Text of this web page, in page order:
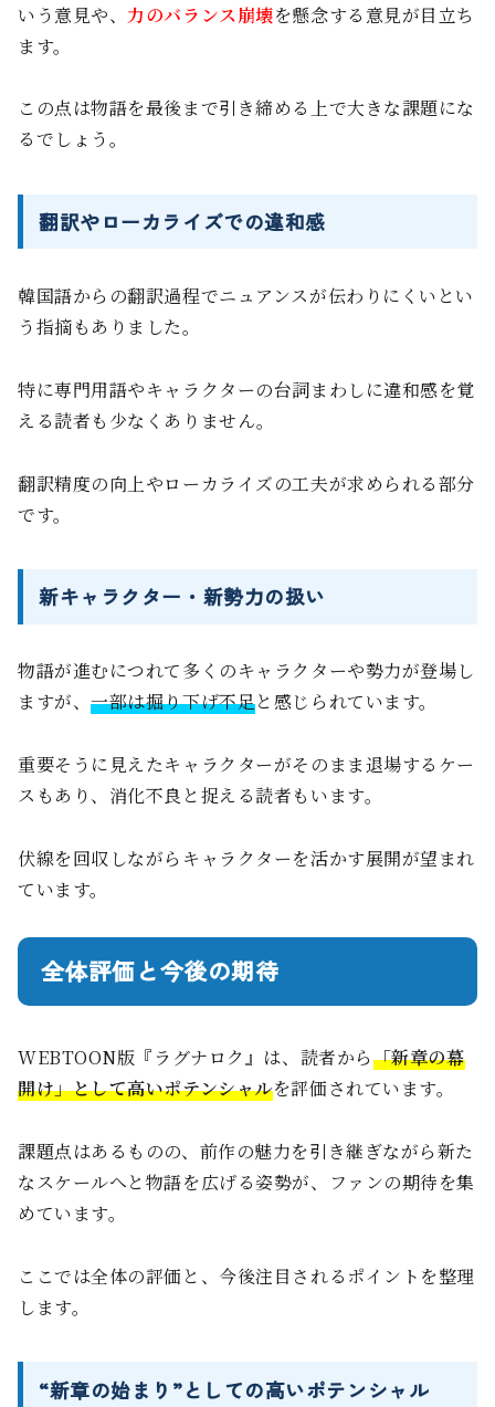
いう意見や、 力のバランス崩壊を懸念する意見が目立ち
ます。
この点は物語を最後まで引き締める上で大きな課題にな
るでしょう。
翻訳やローカライズでの違和感
韓国語からの翻訳過程でニュアンスが伝わりにくいとい
う指摘もありました。
特に専門用語やキャラクターの台詞まわしに違和感を覚
える読者も少なくありません。
翻訳精度の向上やローカライズの工夫が求められる部分
です。
新キャラクター・新勢力の扱い
物語が進むにつれて多くのキャラクターや勢力が登場し
ますが、一部は掘り下げ不足と感じられています。
重要そうに見えたキャラクターがそのまま退場するケー
スもあり、消化不良と捉える読者もいます。
伏線を回収しながらキャラクターを活かす展開が望まれ
ています。
全体評価と今後の期待
WEBTOON版『ラグナロク』は、読者から「新章の幕
開け」として高いポテンシャルを評価されています。
課題点はあるものの、前作の魅力を引き継ぎながら新た
なスケールへと物語を広げる姿勢が、ファンの期待を集
めています。
ここでは全体の評価と、今後注目されるポイントを整理
します。
“新章の始まり”としての高いポテンシャル